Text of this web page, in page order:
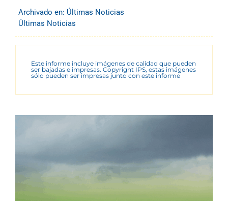
Archivado en: Últimas Noticias
Últimas Noticias
Este informe incluye imágenes de calidad que pueden
ser bajadas e impresas. Copyright IPS, estas imágenes
sólo pueden ser impresas junto con este informe